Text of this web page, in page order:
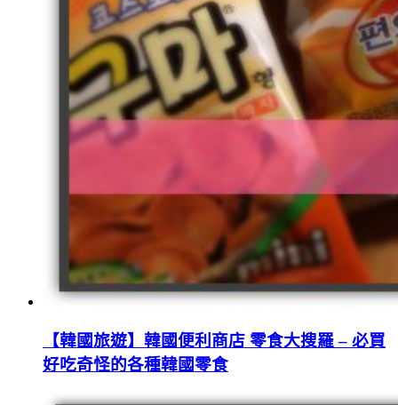
【韓國旅遊】韓國便利商店 零食大搜羅 – 必買
好吃奇怪的各種韓國零食